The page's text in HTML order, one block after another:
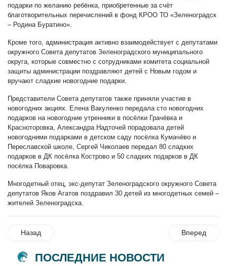
подарки по желанию ребёнка, приобретенные за счёт
благотворительных перечислений в фонд КРОО ТО «Зеленоградск
– Родина Буратино».
Кроме того, администрация активно взаимодействует с депутатами
окружного Совета депутатов Зеленоградского муниципального
округа, которые совместно с сотрудниками комитета социальной
защиты администрации поздравляют детей с Новым годом и
вручают сладкие новогодние подарки.
Представители Совета депутатов также приняли участие в
новогодних акциях. Елена Вакуленко передала сто новогодних
подарков на новогодние утренники в посёлки Грачёвка и
Красноторовка, Александра Надточей порадовала детей
новогодними подарками в детском саду посёлка Кумачёво и
Переславской школе, Сергей Чиколаев передал 80 сладких
подарков в ДК посёлка Кострово и 50 сладких подарков в ДК
посёлка Поваровка.
Многодетный отец, экс-депутат Зеленоградского окружного Совета
депутатов Яков Агатов поздравил 30 детей из многодетных семей –
жителей Зеленоградска.
Назад Вперед
ПОСЛЕДНИЕ НОВОСТИ